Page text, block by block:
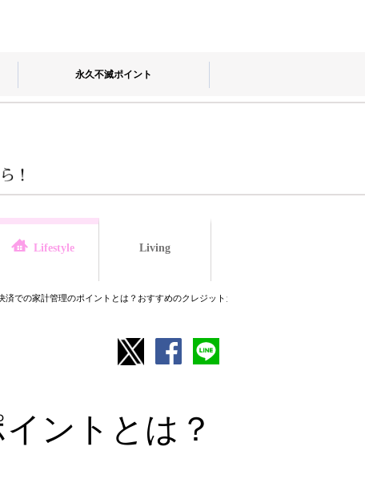
永久不滅ポイント
Lifestyle Living
済での家計管理のポイントとは？おすすめのクレジットカードも紹介
ントとは？